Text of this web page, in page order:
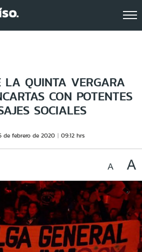
LA QUINTA VERGARA
CON POTENTES
SOCIALES
de febrero de 2020 09:12 hrs